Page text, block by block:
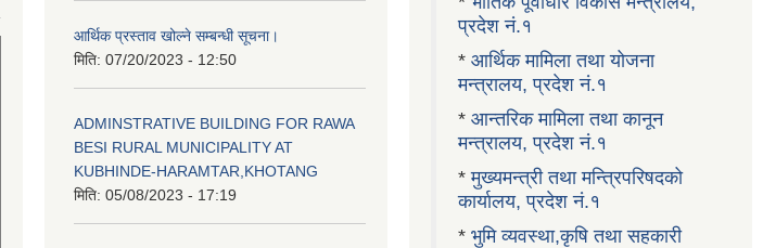
आर्थिक प्रस्ताव खोल्ने सम्बन्धी सूचना।
मिति: 07/20/2023 - 12:50
ADMINSTRATIVE BUILDING FOR RAWA
BESI RURAL MUNICIPALITY AT
KUBHINDE-HARAMTAR,KHOTANG
मिति: 05/08/2023 - 17:19
प्रदेश नं.१
* आर्थिक मामिला तथा योजना
मन्त्रालय, प्रदेश नं.१
* आन्तरिक मामिला तथा कानून
मन्त्रालय, प्रदेश नं.१
*मुख्यमन्त्री तथा मन्त्रिपरिषदको
कार्यालय, प्रदेश नं.१
* भुमि व्यवस्था,कृषि तथा सहकारी